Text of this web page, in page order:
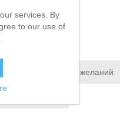
Добавить в список пожеланий
services. By
to our use of